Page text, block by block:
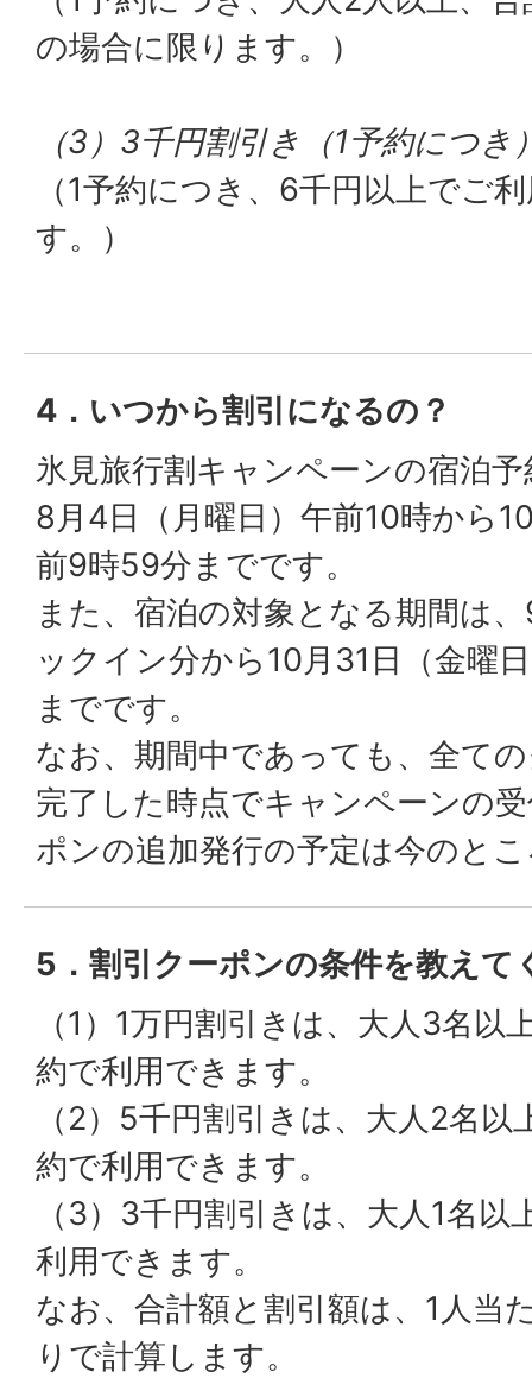
の場合に限ります。）
（3）3千円割引き（1予約につき
（1予約につき、6千円以上でご
す。）
4．いつから割引になるの？
氷見旅行割キャンペーンの宿泊
8月4日（月曜日）午前10時から
前9時59分までです。
また、宿泊の対象となる期間は
ックイン分から10月31日（金曜
までです。
なお、期間中であっても、全て
完了した時点でキャンペーンの
ポンの追加発行の予定は今のと
5．割引クーポンの条件を教えて
（1）1万円割引きは、大人3名以
約で利用できます。
（2）5千円割引きは、大人2名
約で利用できます。
（3）3千円割引きは、大人1名
利用できます。
なお、合計額と割引額は、1人当
りで計算します。